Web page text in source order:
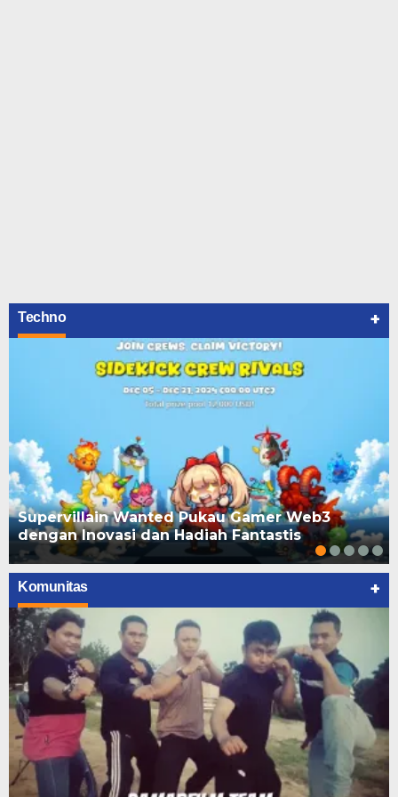
Techno +
Supervillain Wanted Pukau Gamer Web3
dengan Inovasi dan Hadiah Fantastis
Komunitas +